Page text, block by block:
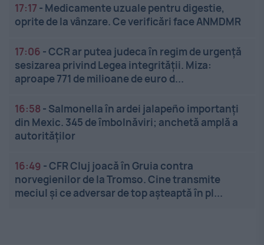
17:17 - Medicamente uzuale pentru digestie,
oprite de la vânzare. Ce verificări face ANMDMR
17:06 -CCR ar putea judeca în regim de urgență
sesizarea privind Legea integrității. Miza:
aproape 771 de milioane de euro d...
16:58 - Salmonella în ardei jalapeño importanți
din Mexic. 345 de îmbolnăviri; anchetă amplă a
autorităților
16:49 -CFR Cluj joacă în Gruia contra
norvegienilor de la Tromso. Cine transmite
meciul și ce adversar de top așteaptă în pl...